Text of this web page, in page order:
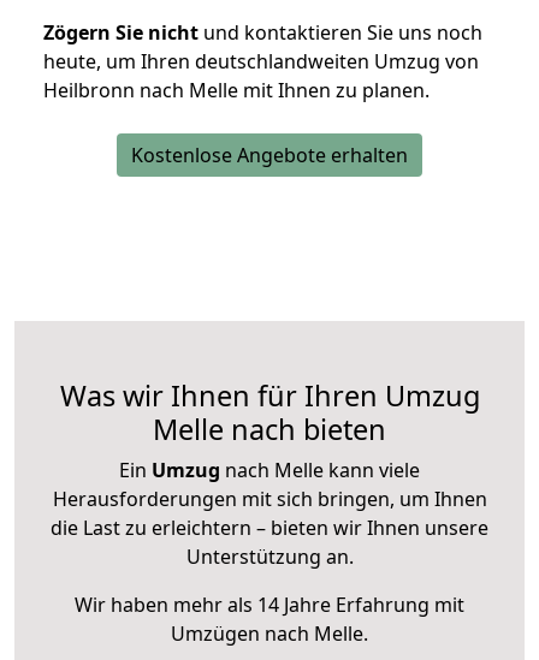
Zögern Sie nicht und kontaktieren Sie uns noch
heute, um Ihren deutschlandweiten Umzug von
Heilbronn nach Melle mit Ihnen zu planen.
Kostenlose Angebote erhalten
Was wir Ihnen für Ihren Umzug
Melle nach bieten
Ein Umzug nach Melle kann viele
Herausforderungen mit sich bringen, um Ihnen
die Last zu erleichtern – bieten wir Ihnen unsere
Unterstützung an.
Wir haben mehr als 14 Jahre Erfahrung mit
Umzügen nach Melle.